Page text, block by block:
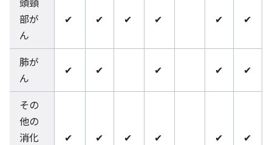
部が
ん
✔ ✔ ✔ ✔ ✔ ✔
肺が
ん
✔ ✔ ✔ ✔ ✔
その
他の
消化
✔ ✔ ✔ ✔ ✔ ✔